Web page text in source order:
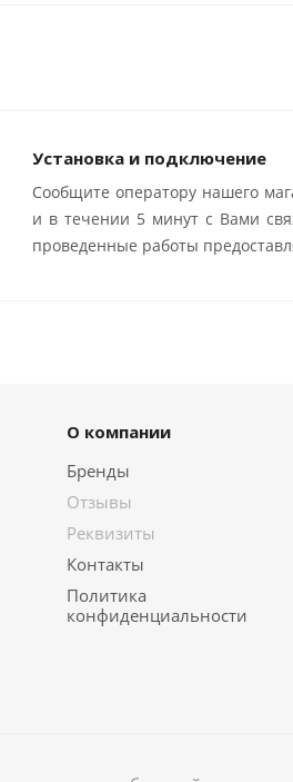
Установка и подключение
Сообщите оператору нашего
и в течении 5 минут с Вами
проведенные работы
О компании
Бренды
Отзывы
Реквизиты
Контакты
Политика
конфиденциальности